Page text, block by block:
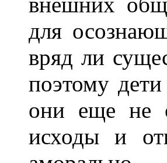
для
вряд ли
поэтому
они еще не
исходы и